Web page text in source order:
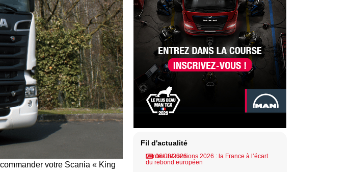
votre Scania « King
Fil d'actualité
06/08/2026
Ventes de camions 2026 : la France à l’écart
du rebond européen